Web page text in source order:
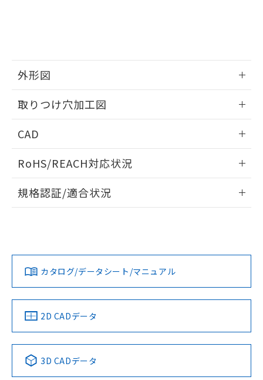
外形図
取りつけ穴加工図
CAD
ドすることができます。
ログイン/会員登録
ダウンロードデータをご利用いただく前に、以下を必ずお読
みください。
ソフトウェアの使用条件
RoHS/REACH対応状況
EU RoHS 注意事項・凡例
対応済み
中国 RoHS 注意事項・凡例
Pb Hg Cd Cr(VI)
規格認証/適合状況
カタログ/データシート/マニュアル
2D CADデータ
3D CADデータ
および当社の共同利用者が、当社の製
※当社の共同利用者とは、
の共同利用に関して"
の「1.共同利
とができます。
EU RoHS指令（10物質）の非含有証明書
ものではありません。
また、RoHS指令のフタル酸エステル類４
物質の対応では、対応完了までの期間は出
荷製品に未対応品が混在することから備考
欄に対応日を記載しておりました。